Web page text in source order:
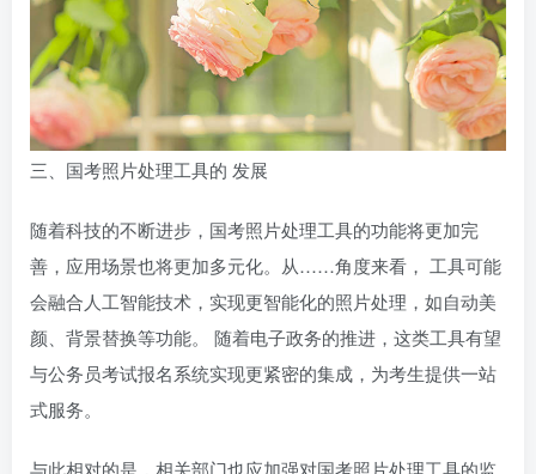
三、国考照片处理工具的 发展
随着科技的不断进步，国考照片处理工具的功能将更加完
善，应用场景也将更加多元化。从……角度来看， 工具可能
会融合人工智能技术，实现更智能化的照片处理，如自动美
颜、背景替换等功能。 随着电子政务的推进，这类工具有望
与公务员考试报名系统实现更紧密的集成，为考生提供一站
式服务。
与此相对的是，相关部门也应加强对国考照片处理工具的监